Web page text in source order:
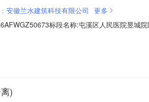
安徽兰水建筑科技有限公司 更多
标段名称:屯溪区人民医院昱城
构提交提交节点：2026-08-07交易中心见证
)